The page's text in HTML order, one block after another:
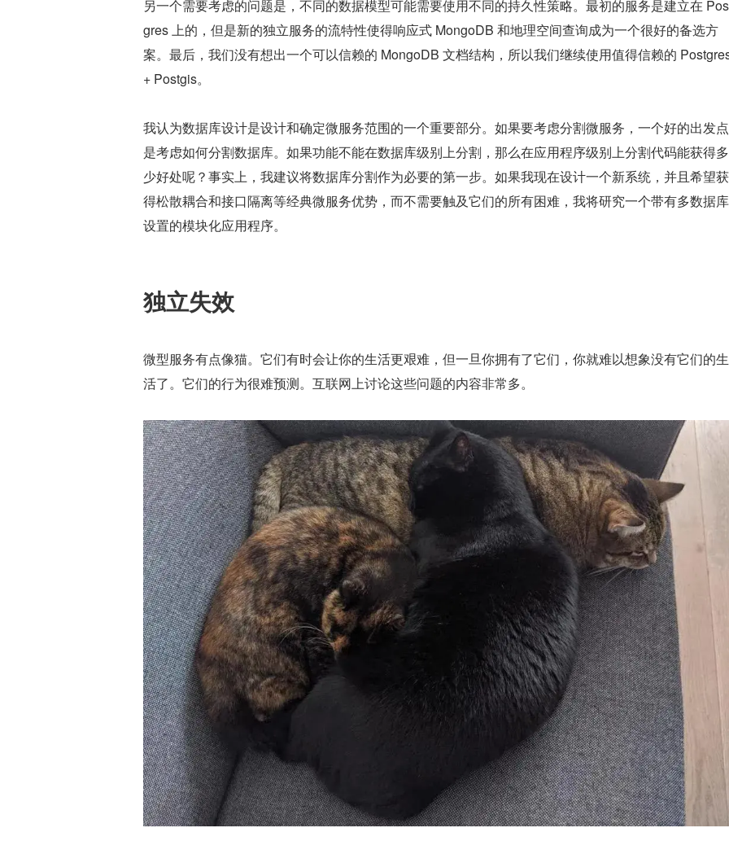
另一个需要考虑的问题是，不同的数据模型可能需要使用不同的持久性策略。最初的服务是建立在
gres 上的，但是新的独立服务的流特性使得响应式 MongoDB 和地理空间查询成为一个很好的备选方
案。最后，我们没有想出一个可以信赖的 MongoDB 文档结构，所以我们继续使用值得信赖的
+ Postgis。
我认为数据库设计是设计和确定微服务范围的一个重要部分。如果要考虑分割微服务，一个好的出发点
是考虑如何分割数据库。如果功能不能在数据库级别上分割，那么在应用程序级别上分割代码能获得多
少好处呢？事实上，我建议将数据库分割作为必要的第一步。如果我现在设计一个新系统，并且希望获
得松散耦合和接口隔离等经典微服务优势，而不需要触及它们的所有困难，我将研究一个带有多数据库
设置的模块化应用程序。
独立失效
微型服务有点像猫。它们有时会让你的生活更艰难，但一旦你拥有了它们，你就难以想象没有它们的生
活了。它们的行为很难预测。互联网上讨论这些问题的内容非常多。